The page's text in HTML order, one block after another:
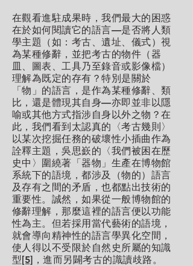
在觀看進駐成果時，我們最大的困惑
在於如何閱讀它的語言—是否將人類
學主題（如：考古、遺址、儀式）視
為某種修辭，並把考古的物件（器
皿、圖表、工具乃至錄音或影像檔）
理解為既定的存有？特別是關於
「物」的語言，是作為某種修辭、類
比，還是體現其自身—亦即並非以隱
喻或其他方式指涉自身以外之物？在
此，我們看到太認真的〈考古幾則〉
以某次挖掘任務的破壞性小插曲作為
詮釋主題，吳思嶔的〈我們被困在歷
史中〉圍繞著「器物」生產在博物館
系統下的語境，都涉及（物的）語言
及存有之間的矛盾，也都點出技術的
重要性。誠然，如果從一般博物館的
修辭理解，那麼這裡的語言便以功能
性為主。但若採用當代藝術的語境，
就會導向精神性的語言學異化空間，
使人得以不受限於自然史所屬的知識
型[5] ，進而另闢考古的識讀歧路。